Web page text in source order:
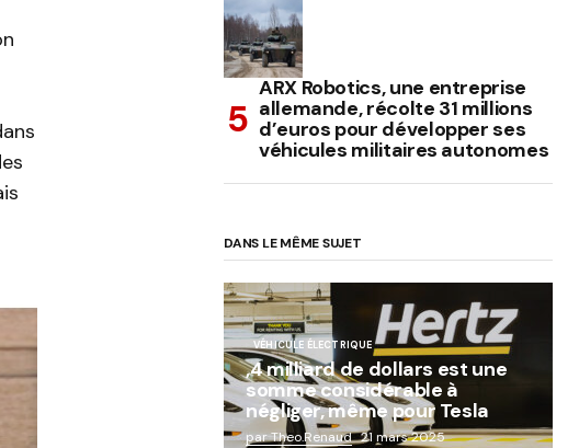
ARX Robotics, une entreprise
allemande, récolte 31 millions
d’euros pour développer ses
véhicules militaires autonomes
DANS LE MÊME SUJET
VÉHICULE ÉLECTRIQUE
,4 milliard de dollars est une
somme considérable à
négliger, même pour Tesla
par Theo.Renaud 21 mars 2025